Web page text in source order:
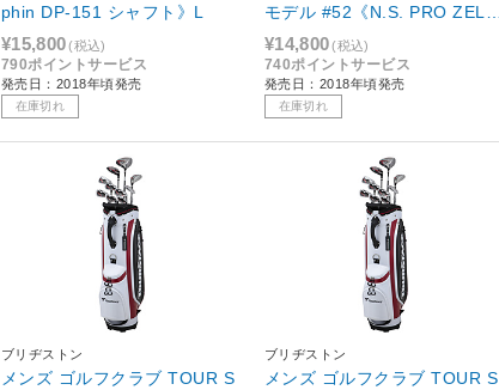
phin DP-151 シャフト》L
¥15,800(税込)
790ポイントサービス
発売日：2018年頃発売
在庫切れ
モデル #52《N.S. PRO ZELO
S7 Rシャフトレディース仕
様》 [♯AW]相当
¥14,800(税込)
740ポイントサービス
発売日：2018年頃発売
在庫切れ
ブリヂストン
メンズ ゴルフクラブ TOUR S
ブリヂストン
メンズ ゴルフクラブ TOUR S